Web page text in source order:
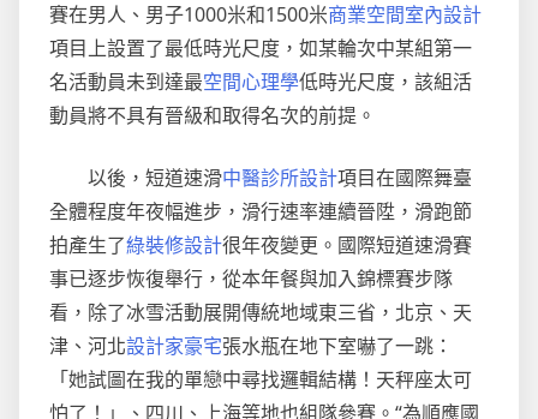
賽在男人、男子1000米和1500米商業空間室內設計
項目上設置了最低時光尺度，如某輪次中某組第一
名活動員未到達最空間心理學低時光尺度，該組活
動員將不具有晉級和取得名次的前提。
以後，短道速滑中醫診所設計項目在國際舞臺
全體程度年夜幅進步，滑行速率連續晉陞，滑跑節
拍產生了綠裝修設計很年夜變更。國際短道速滑賽
事已逐步恢復舉行，從本年餐與加入錦標賽步隊
看，除了冰雪活動展開傳統地域東三省，北京、天
津、河北設計家豪宅張水瓶在地下室嚇了一跳：
「她試圖在我的單戀中尋找邏輯結構！天秤座太可
怕了！」、四川、上海等地也組隊參賽。“為順應國